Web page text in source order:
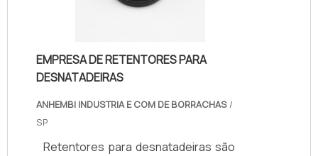
EMPRESA DE RETENTORES PARA
DESNATADEIRAS
ANHEMBI INDUSTRIA E COM DE BORRACHAS /
SP
Retentores para desnatadeiras são